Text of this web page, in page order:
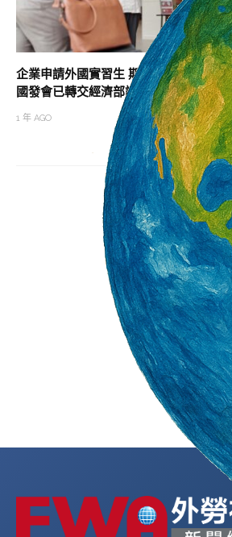
企業申請外國實習生 期間盼比照旅宿業
國發會已轉交經濟部評估 避免一國多制
1 年 AGO